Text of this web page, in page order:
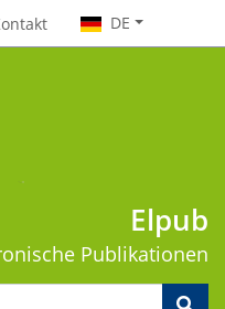
DE
Elpub
Publikationen